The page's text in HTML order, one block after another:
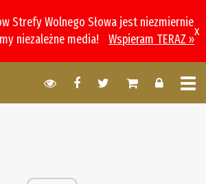
Strefy Wolnego Słowa jest niezmiernie
niezależne media!
Wspieram TERAZ »
x